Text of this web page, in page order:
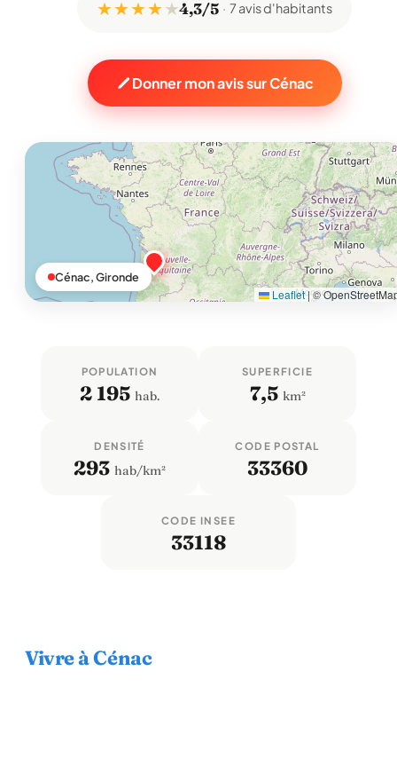
★ ★ ★ ★★4,3/5 7 avis d'habitants
Donner mon avis sur Cénac
Leaflet|©
Cénac, Gironde
POPULATION
2 195 hab.
SUPERFICIE
7,5 km²
DENSITÉ
293 hab/km²
CODE POSTAL
33360
CODE INSEE
33118
Vivre à Cénac